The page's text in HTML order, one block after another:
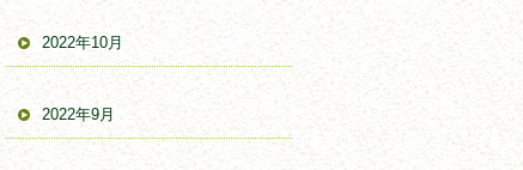
2022年10月
2022年9月